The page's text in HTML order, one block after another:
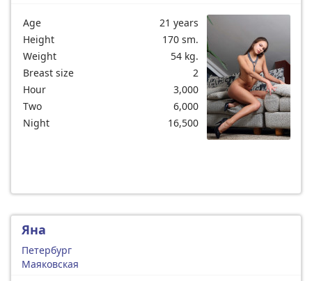
Age
21 years
Height
170 sm.
Weight
54 kg.
Breast size
2
Hour
3,000
Two
6,000
Night
16,500
Яна
Петербург
Маяковская